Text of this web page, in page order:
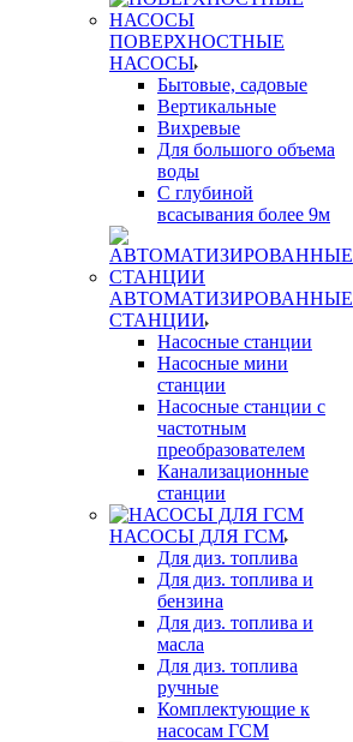
ПОВЕРХНОСТНЫЕ
НАСОСЫ
Бытовые, садовые
Вертикальные
Вихревые
Для большого объема
воды
С глубиной
всасывания более 9м
АВТОМАТИЗИРОВАННЫЕ
СТАНЦИИ
Насосные станции
Насосные мини
станции
Насосные станции с
частотным
преобразователем
Канализационные
станции
НАСОСЫ ДЛЯ ГСМ
Для диз. топлива
Для диз. топлива и
бензина
Для диз. топлива и
масла
Для диз. топлива
ручные
Комплектующие к
насосам ГСМ